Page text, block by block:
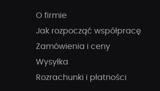
O firmie
Jak rozpocząć współpracę
Zamówienia i ceny
Wysyłka
Rozrachunki i płatności